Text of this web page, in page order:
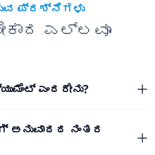
ಪ್ರಶ್ನೆಗಳು
ಎಲ್ಲವೂ
ಎಂದರೇನು?
ಅನುವಾದದ ನಂತರ